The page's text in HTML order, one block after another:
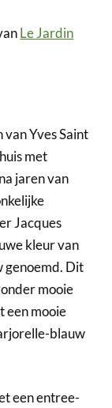
Le Jardin
Yves Saint
met
jaren van
Jacques
kleur van
genoemd. Dit
mooie
een mooie
blauw
een entree-